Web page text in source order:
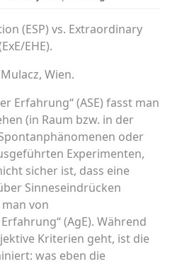
(ESP) vs. Extraordinary
EHE).
Wien.
Erfahrung“ (ASE) fasst man
(in Raum bzw. in der
oder
Experimenten,
sicher ist, dass eine
Sinneseindrücken
von
(AgE). Während
Kriterien geht, ist die
was eben die